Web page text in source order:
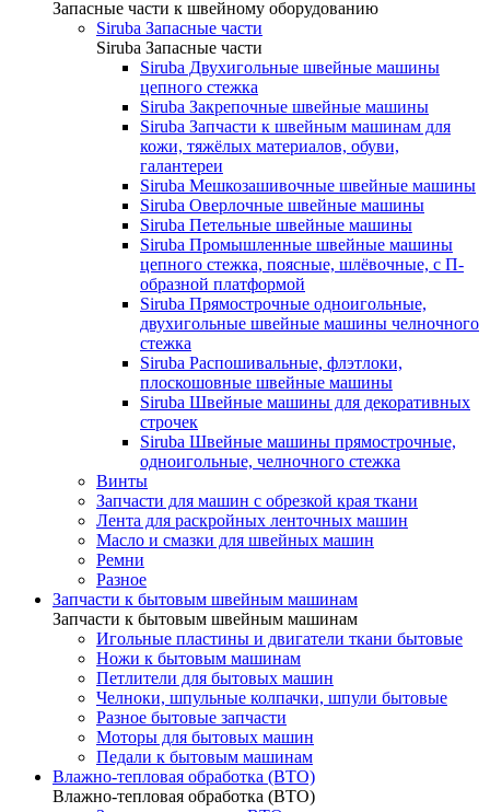
Запасные части к швейному оборудованию
Siruba Запасные части
Siruba Запасные части
Siruba Двухигольные швейные машины
цепного стежка
Siruba Закрепочные швейные машины
Siruba Запчасти к швейным машинам для
кожи, тяжёлых материалов, обуви,
галантереи
Siruba Мешкозашивочные швейные машины
Siruba Оверлочные швейные машины
Siruba Петельные швейные машины
Siruba Промышленные швейные машины
цепного стежка, поясные, шлёвочные, с П-
образной платформой
Siruba Прямострочные одноигольные,
двухигольные швейные машины челночного
стежка
Siruba Распошивальные, флэтлоки,
плоскошовные швейные машины
Siruba Швейные машины для декоративных
строчек
Siruba Швейные машины прямострочные,
одноигольные, челночного стежка
Винты
Запчасти для машин с обрезкой края ткани
Лента для раскройных ленточных машин
Масло и смазки для швейных машин
Ремни
Разное
Запчасти к бытовым швейным машинам
Запчасти к бытовым швейным машинам
Игольные пластины и двигатели ткани бытовые
Ножи к бытовым машинам
Петлители для бытовых машин
Челноки, шпульные колпачки, шпули бытовые
Разное бытовые запчасти
Моторы для бытовых машин
Педали к бытовым машинам
Влажно-тепловая обработка (ВТО)
Влажно-тепловая обработка (ВТО)